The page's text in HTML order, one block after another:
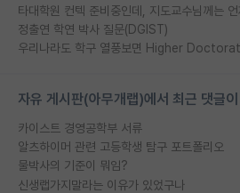
정출연 학연 박사 질문(DGIST)
자유 게시판(아무개랩)에서 최근 댓글
카이스트 경영공학부 서류
알츠하이머 관련 고등학생 탐구 포트폴리오
물박사의 기준이 뭐임?
신생랩가지말라는 이유가 있었구나